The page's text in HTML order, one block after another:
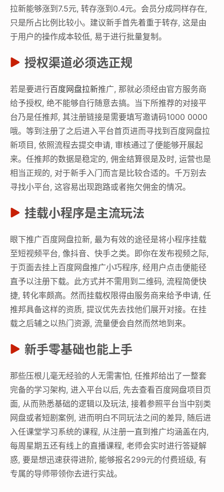
拉新能够涨到7.5元, 转存涨到0.4元。会员分成同样存在,
只是所占比例比较小。建议新手首先着重于转存, 这是由
于用户的操作成本较低, 易于进行批量复制。
授权渠道必须选正规
若是要进行百度网盘拉新推广, 那就必须经由官方服务商
给予授权, 绝不能够自行随意去搞。当下所推荐的对接平
台乃是任推邦, 其注册链接是需要填写邀请码1000 0000
哦。等到注册了之后进入平台首页进而寻找到百度网盘拉
新项目, 依照流程去提交申请, 审核通过了便能够开展起
来。任推邦的数据是稳定的, 佣金结算很是及时, 运营也是
相当正规的, 对于新手入门而言是比较合适的。千万别去
寻找小平台, 这容易出现跑路或者拖欠佣金的情况。
挂载小程序是主流玩法
眼下推广百度网盘拉新, 最为有效的途径是将小程序挂载
至短视频平台, 像抖音、快手之类。即你在发布视频之际,
于页面去挂上百度网盘推广小巧程序, 经用户点击便能径
直予以注册下载。此方式并不需用到二维码, 流程简便快
捷, 转化率颇高。然而挂载权限得由服务商来给予申请, 任
推邦具备这样的资质, 提议优先去找他们展开对接。在挂
载之后辅之以热门资源, 流量便会自然而然地到来。
新手零基础也能上手
那些压根儿毫无经验的人无需害怕, 任推邦给出了一整套
完备的学习架构, 进入平台以后, 先去查看百度网盘项目页
面, 从而熟悉基础的逻辑以及玩法, 接着参照平台当中别类
网盘或者短剧案例, 进而明白不同玩法之间的差异, 随后进
入任课堂学习系统的课程, 从注册一直到推广均涵盖在内,
每周星期五还有线上的直播课程, 老师会实时进行答疑解
惑, 要是想迅速获得进阶, 能够报名299元的付费班级, 有
专属的导师带领你去进行实战。